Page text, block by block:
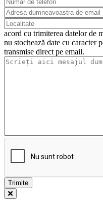
acord cu trimiterea datelor de
nu stochează date cu caracter
transmise direct pe email.